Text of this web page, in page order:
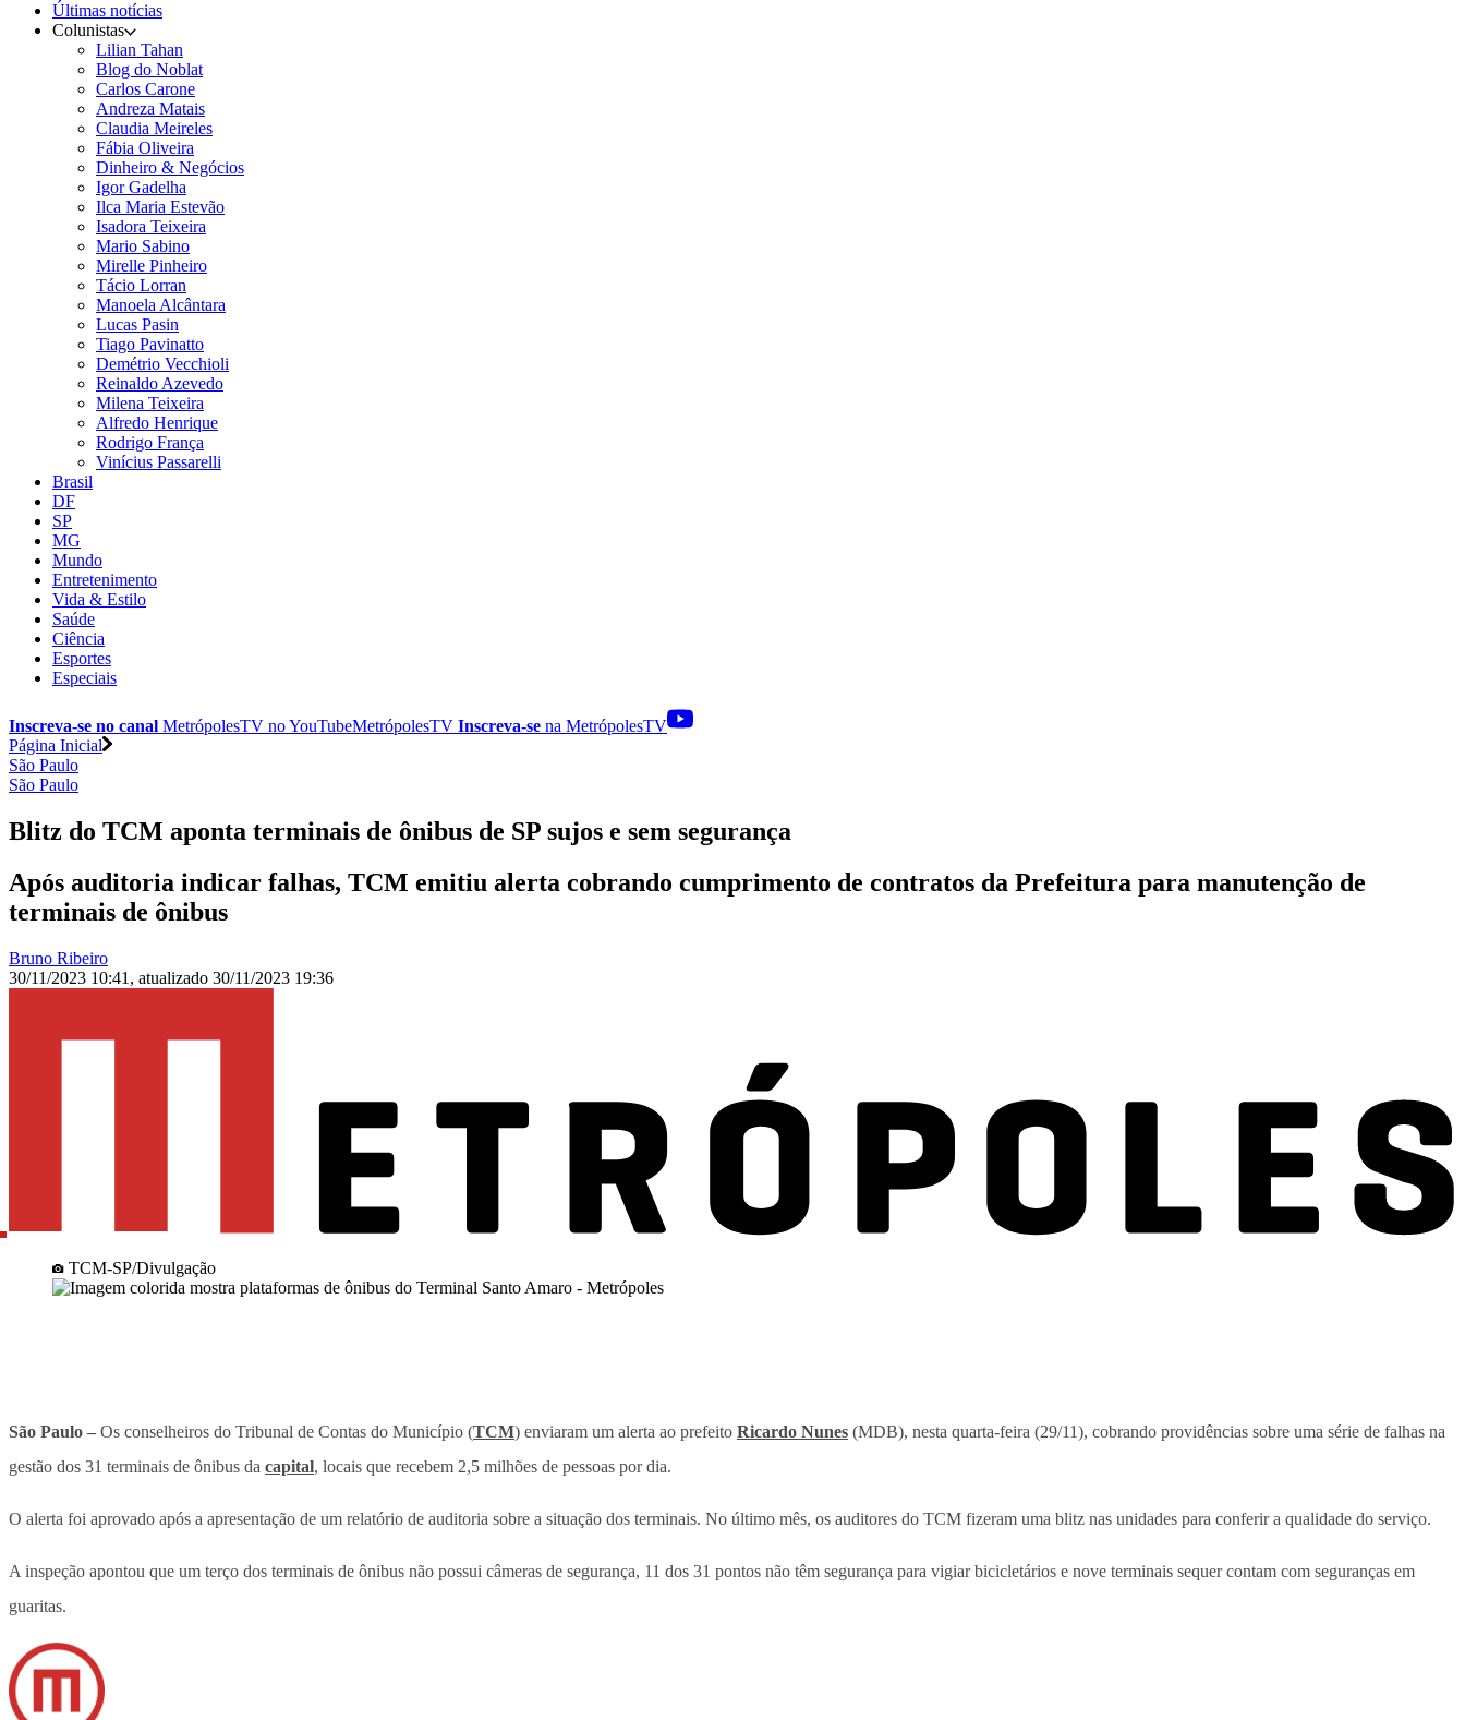
Últimas notícias
Colunistas
Lilian Tahan
Blog do Noblat
Carlos Carone
Andreza Matais
Claudia Meireles
Fábia Oliveira
Dinheiro & Negócios
Igor Gadelha
Ilca Maria Estevão
Isadora Teixeira
Mario Sabino
Mirelle Pinheiro
Tácio Lorran
Manoela Alcântara
Lucas Pasin
Tiago Pavinatto
Demétrio Vecchioli
Reinaldo Azevedo
Milena Teixeira
Alfredo Henrique
Rodrigo França
Vinícius Passarelli
Brasil
DF
SP
MG
Mundo
Entretenimento
Vida & Estilo
Saúde
Ciência
Esportes
Especiais
Inscreva-se no canal MetrópolesTV noYouTubeMetrópolesTV Inscreva-se na MetrópolesTV
Página Inicial
São Paulo
São Paulo
Blitz do TCM aponta terminais de ônibus de SP sujos e sem segurança
Após auditoria indicar falhas, TCM emitiu alerta cobrando cumprimento de contratos da Prefeitura para manutenção de
terminais de ônibus
Bruno Ribeiro
30/11/2023 10:41 , atualizado 30/11/2023 19:36
TCM-SP/Divulgação
São Paulo – Os conselheiros do Tribunal de Contas do Município (TCM) enviaram um alerta ao prefeito Ricardo Nunes (MDB), nesta quarta-feira (29/11), cobrando providências sobre uma série de falhas na
gestão dos 31 terminais de ônibus da capital, locais que recebem 2,5 milhões de pessoas por dia.
O alerta foi aprovado após a apresentação de um relatório de auditoria sobre a situação dos terminais. No último mês, os auditores do TCM fizeram uma blitz nas unidades para conferir a qualidade do serviço.
A inspeção apontou que um terço dos terminais de ônibus não possui câmeras de segurança, 11 dos 31 pontos não têm segurança para vigiar bicicletários e nove terminais sequer contam com seguranças em
guaritas.